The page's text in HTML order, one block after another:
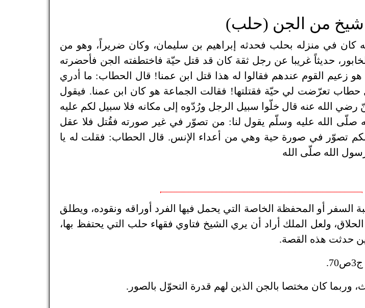
شيخ من الجن (حلب)
كان في منزله بحلب فحدثه إبراهيم بن سليمان، وكان ضريراً، وهو من
حديثاً غريبا عن رجل ثقة كان قد قتل حيّة فاختطفته الجن فأحضرته
زعيم القوم عندهم فقالوا له هذا قتل ابن عمنا! قال الحطاب: ما أدري
حطاب تعرّضت لي حيّة فقتلتها! فقالت الجماعة هو كان ابن عمنا. فيقول
رضي الله عنه قال خلّوا سبيل الرجل ورُدّوه إلى مكانه فلا سبيل لكم عليه
الله عليه وسلّم يقول لنا: من تصوّر في غير صورته فقُتل فلا عقل
وابن عمكم تصوّر في صورة حية وهي من أعداء الإنس. قال الحطاب: فقلت له يا
الله صلّى الله
السفر أو المحفظة الخاصة التي يحمل فيها الفرد أوراقه ونقوده، ويطلق
الحلاق، ولعل الملك أراد أن يري الشيخ فتاوي فقهاء حلب التي يحتفظ بها،
حدثت هذه القصة.